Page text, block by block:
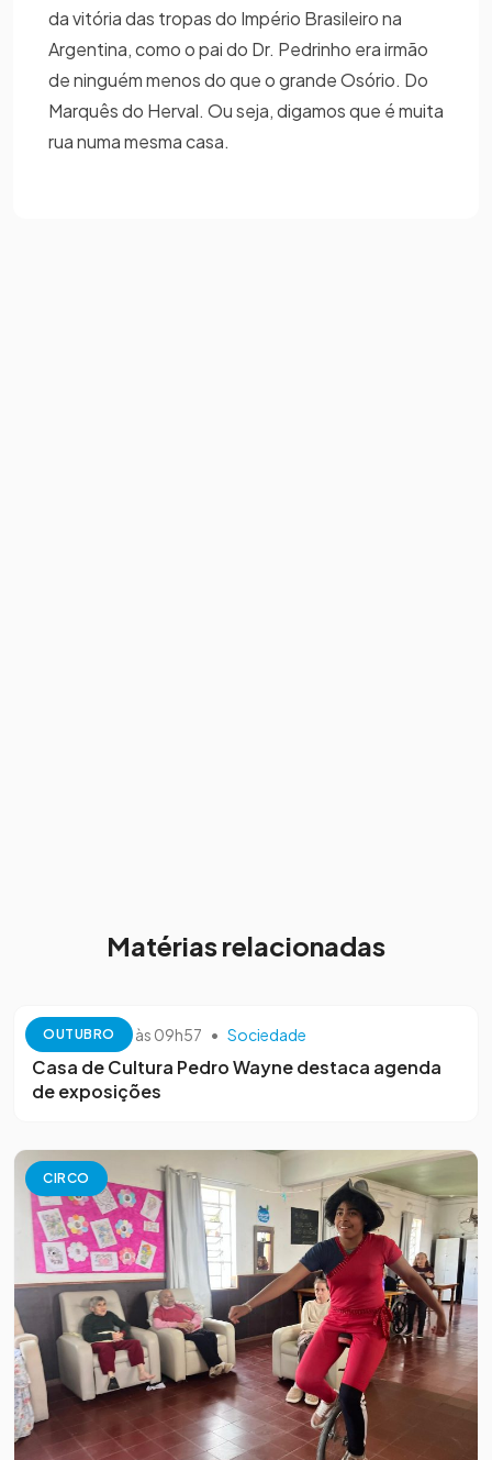
da vitória das tropas do Império Brasileiro na
Argentina, como o pai do Dr. Pedrinho era irmão
de ninguém menos do que o grande Osório. Do
Marquês do Herval. Ou seja, digamos que é muita
rua numa mesma casa.
Matérias relacionadas
OUTUBRO
13 de outubro às 09h57 • Sociedade
Casa de Cultura Pedro Wayne destaca agenda
de exposições
CIRCO